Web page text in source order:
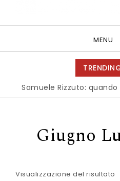
MENU
Samuele Rizzuto:
Giugno
Visualizzazione del risultato